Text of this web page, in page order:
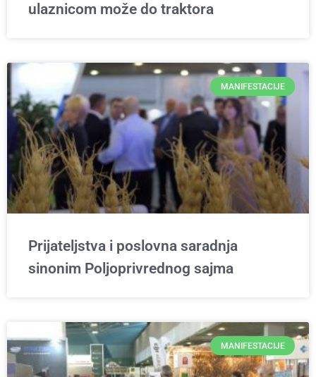
ulaznicom može do traktora
MANIFESTACIJE
Prijateljstva i poslovna saradnja
sinonim Poljoprivrednog sajma
MANIFESTACIJE